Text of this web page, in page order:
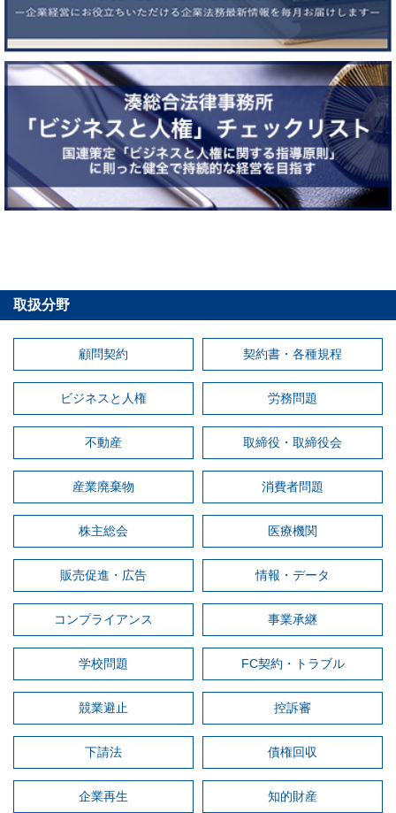
取扱分野
顧問契約 契約書・各種規程
ビジネスと人権 労務問題
不動産 取締役・取締役会
産業廃棄物 消費者問題
株主総会 医療機関
販売促進・広告 情報・データ
コンプライアンス 事業承継
学校問題 FC契約・トラブル
競業避止 控訴審
下請法 債権回収
企業再生 知的財産